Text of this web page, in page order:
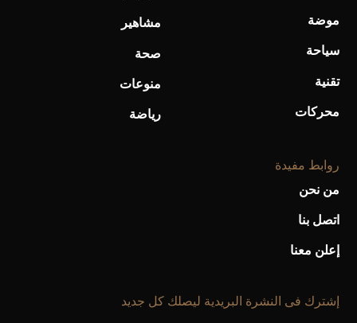
موضة
سياحة
تقنية
محركات
مشاهير
صحة
منوعات
رياضة
روابط مفيدة
من نحن
اتصل بنا
إعلن معنا
إشترك فى النشرة البريدية ليصلك كل جديد